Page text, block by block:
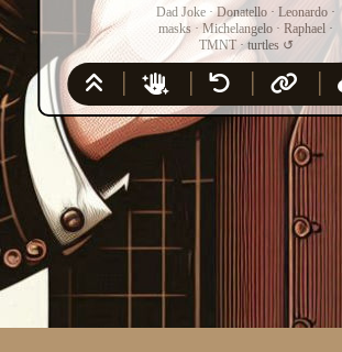
Dad Joke ·Donatello ·Leonardo ·
masks ·Michelangelo ·Raphael ·
TMNT·turtles ↺